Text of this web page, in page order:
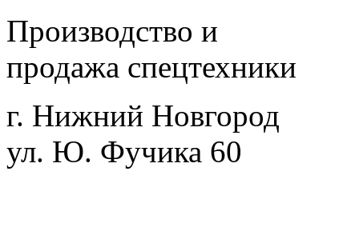
Производство и
продажа спецтехники
г. Нижний Новгород
ул. Ю. Фучика 60